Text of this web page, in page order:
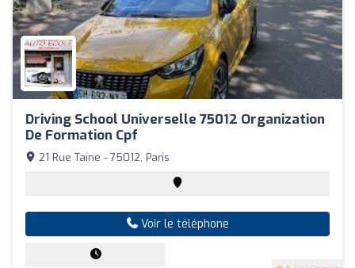
Driving School Universelle 75012 Organization
De Formation Cpf
21 Rue Taine - 75012, Paris
Voir le téléphone